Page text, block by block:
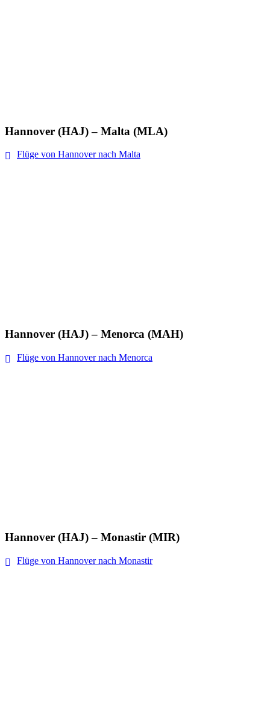
Hannover (HAJ) – Malta (MLA)
Flüge von Hannover nach Malta
Hannover (HAJ) – Menorca (MAH)
Flüge von Hannover nach Menorca
Hannover (HAJ) – Monastir (MIR)
Flüge von Hannover nach Monastir